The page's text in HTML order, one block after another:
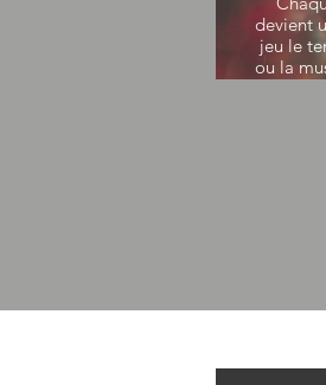
devient
jeu le
ou la